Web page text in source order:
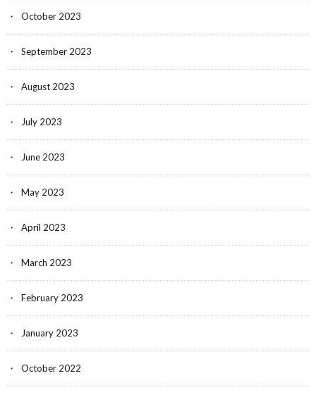
October 2023
September 2023
August 2023
July 2023
June 2023
May 2023
April 2023
March 2023
February 2023
January 2023
October 2022